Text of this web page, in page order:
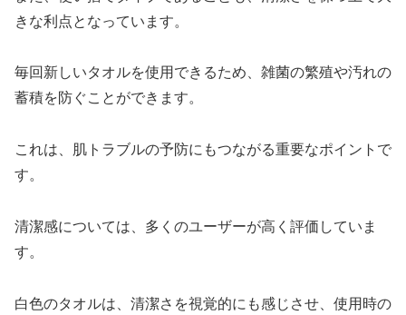
きな利点となっています。
毎回新しいタオルを使用できるため、雑菌の繁殖や汚れの
蓄積を防ぐことができます。
これは、肌トラブルの予防にもつながる重要なポイントで
す。
清潔感については、多くのユーザーが高く評価していま
す。
白色のタオルは、清潔さを視覚的にも感じさせ、使用時の